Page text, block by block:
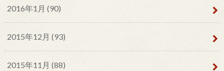
2016年1月 (90)
2015年12月 (93)
2015年11月 (88)